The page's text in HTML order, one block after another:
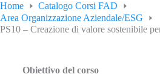
Home
Catalogo Corsi FAD
Area Organizzazione Aziendale/ESG
PS10 – Creazione di valore sostenibile
Obiettivo del corso